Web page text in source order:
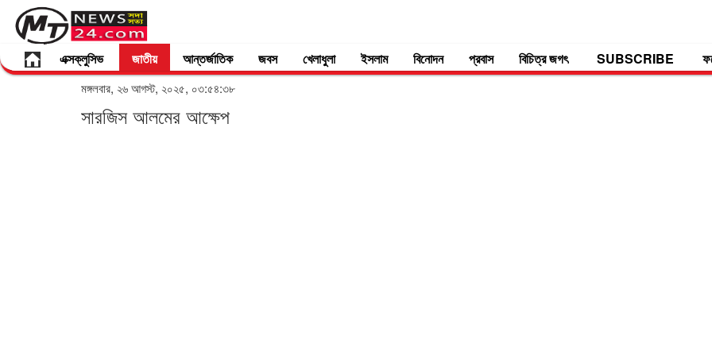
এক্সক্লুসিভ জাতীয় আন্তর্জাতিক জবস খেলাধুলা ইসলাম বিনোদন প্রবাস বিচিত্র জগৎ SUBSCRIBE
মঙ্গলবার, ২৬ আগস্ট, ২০২৫, ০৩:৫৪:৩৮
সারজিস আলমের আক্ষেপ